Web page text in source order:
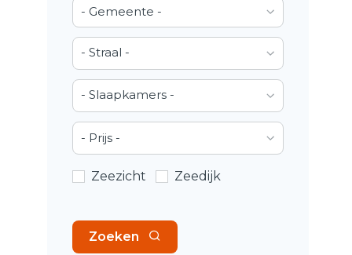
- Gemeente -
- Straal -
- Slaapkamers -
- Prijs -
Zeezicht Zeedijk
Zoeken